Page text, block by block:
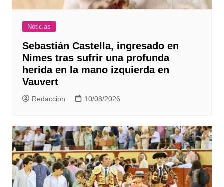
Noticias
Sebastián Castella, ingresado en
Nimes tras sufrir una profunda
herida en la mano izquierda en
Vauvert
Redaccion 10/08/2026